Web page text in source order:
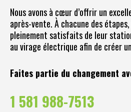
Nous avons à cœur d’offrir un
après-vente. À chacune des
pleinement satisfaits de leur
au virage électrique afin de créer
Faites partie du changement
1 581 988-7513